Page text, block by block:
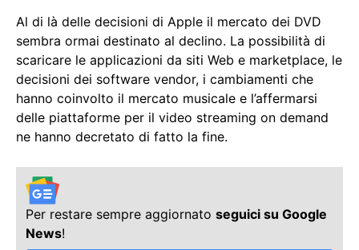
Al di là delle decisioni di Apple il mercato dei DVD
sembra ormai destinato al declino. La possibilità di
scaricare le applicazioni da siti Web e marketplace, le
decisioni dei software vendor, i cambiamenti che
hanno coinvolto il mercato musicale e l’affermarsi
delle piattaforme per il video streaming on demand
ne hanno decretato di fatto la fine.
Per restare sempre aggiornato seguici su Google
News!